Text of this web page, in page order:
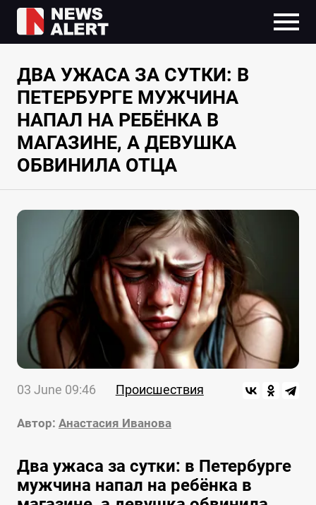
ДВА УЖАСА ЗА СУТКИ: В
ПЕТЕРБУРГЕ МУЖЧИНА
НАПАЛ НА РЕБЁНКА В
МАГАЗИНЕ, А ДЕВУШКА
ОБВИНИЛА ОТЦА
03 June 09:46 Происшествия
Автор: Анастасия Иванова
Два ужаса за сутки: в Петербурге
мужчина напал на ребёнка в